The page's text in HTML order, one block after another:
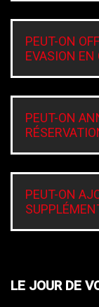
PEUT-ON
EVASION EN
PEUT-ON
PEUT-ON
LE JOUR DE